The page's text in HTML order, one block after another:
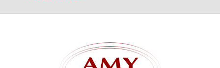
GẠCH ỐP LÁT NGÓI GỐM TRÁNG MEN